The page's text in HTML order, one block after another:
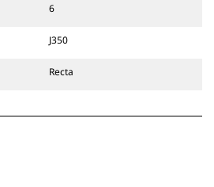
ruedas. También hay acopladores
disponibles.
sistema acoplador especializado
especializados CW cuentan con un
6
J350
Recta